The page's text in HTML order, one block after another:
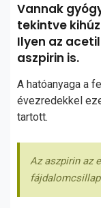
Vannak
tekintve
Ilyen az
aszpirin is.
A hatóanyaga a
évezredekkel
tartott.
Az aszpirin az